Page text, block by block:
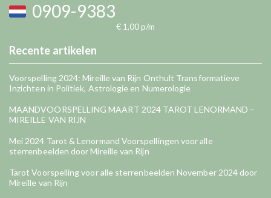
0909-9383
€ 1,00 p/m
Recente artikelen
Voorspelling 2024: Mireille van Rijn Onthult Transformatieve
Inzichten in Politiek, Astrologie en Numerologie
MAANDVOORSPELLING MAART 2024 TAROT LENORMAND –
MIREILLE VAN RIJN
Mei 2024 Tarot & Lenormand Voorspellingen voor alle
sterrenbeelden door Mireille van Rijn
Tarot Voorspelling voor alle sterrenbeelden November 2024 door
Mireille van Rijn